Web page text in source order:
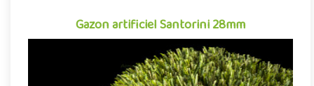
Gazon artificiel Santorini 28mm